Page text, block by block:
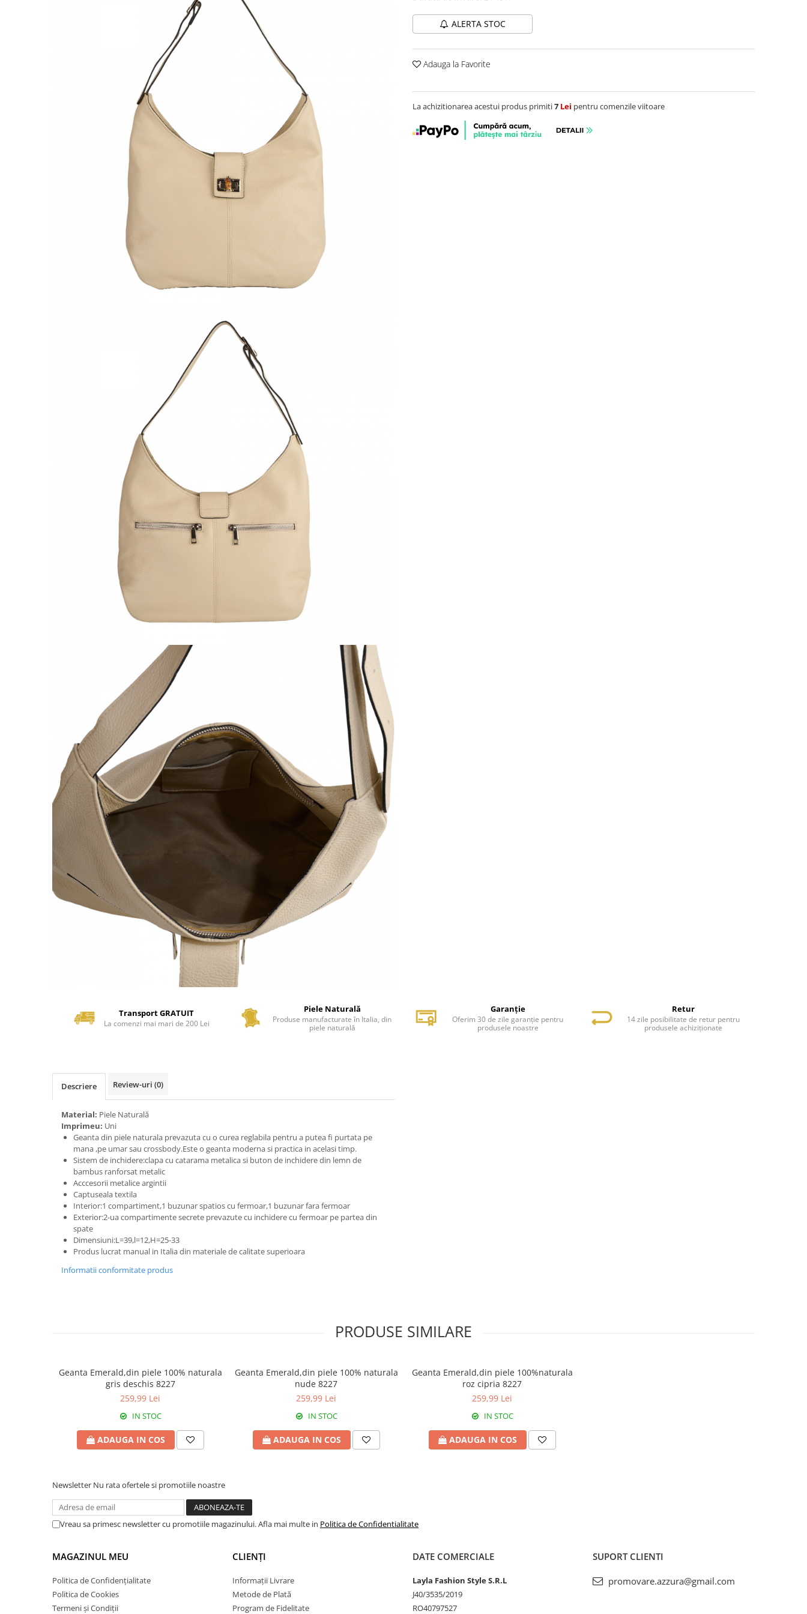
ALERTA STOC
Adauga la Favorite
La achizitionarea acestui produs primiti7 Lei pentru comenzile viitoare
Transport GRATUIT
La comenzi mai mari de 200 Lei
Piele Naturală
Produse manufacturate în Italia, din
piele naturală
Garanție
Oferim 30 de zile garanție pentru
produsele noastre
Retur
14 zile posibilitate de retur pentru
produsele achiziționate
Descriere Review-uri (0)
Material: Piele Naturală
Imprimeu: Uni
Geanta din piele naturala prevazuta cu o curea reglabila pentru a putea fi purtata pe
mana ,pe umar sau crossbody.Este o geanta moderna si practica in acelasi timp.
Sistem de inchidere:clapa cu catarama metalica si buton de inchidere din lemn de
bambus ranforsat metalic
Acccesorii metalice argintii
Captuseala textila
Interior:1 compartiment,1 buzunar spatios cu fermoar,1 buzunar fara fermoar
Exterior:2-ua compartimente secrete prevazute cu inchidere cu fermoar pe partea din
spate
Dimensiuni:L=39,l=12,H=25-33
Produs lucrat manual in Italia din materiale de calitate superioara
Informatii conformitate produs
PRODUSE SIMILARE
Geanta Emerald,din piele 100% naturala
gris deschis 8227
259,99 Lei
IN STOC
ADAUGA IN COS
Geanta Emerald,din piele 100% naturala
nude 8227
259,99 Lei
IN STOC
ADAUGA IN COS
Geanta Emerald,din piele 100%naturala
roz cipria 8227
259,99 Lei
IN STOC
ADAUGA IN COS
Newsletter Nu rata ofertele si promotiile noastre
Vreau sa primesc newsletter cu promotiile magazinului. Afla mai multe in Politica de Confidentialitate
MAGAZINUL MEU
Politica de Confidențialitate
Politica de Cookies
Termeni și Condiții
CLIENȚI
Informații Livrare
Metode de Plată
Program de Fidelitate
DATE COMERCIALE
Layla Fashion Style S.R.L
J40/3535/2019
RO40797527
SUPORT CLIENTI
promovare.azzura@gmail.com